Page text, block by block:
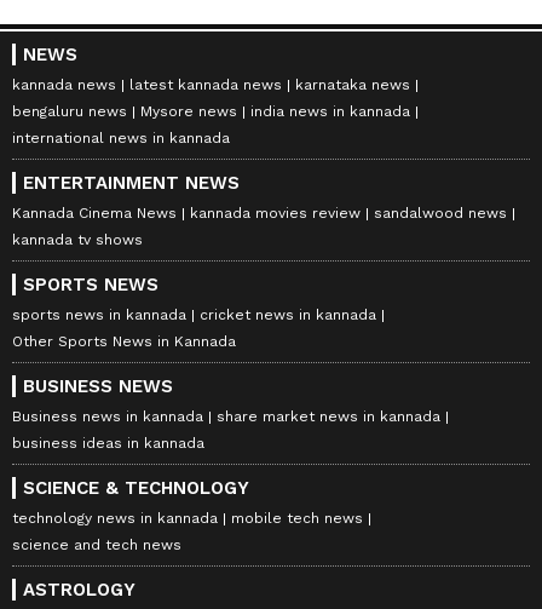
NEWS
kannada news latest kannada news
karnataka news
bengaluru news
Mysore news
india news in kannada
international news in kannada
ENTERTAINMENT NEWS
Kannada Cinema News kannada movies review
sandalwood news
kannada tv shows
SPORTS NEWS
sports news in kannada
cricket news in kannada
Other Sports News in Kannada
BUSINESS NEWS
Business news in kannada
share market news in kannada
business ideas in kannada
SCIENCE & TECHNOLOGY
technology news in kannada
mobile tech news
science and tech news
ASTROLOGY